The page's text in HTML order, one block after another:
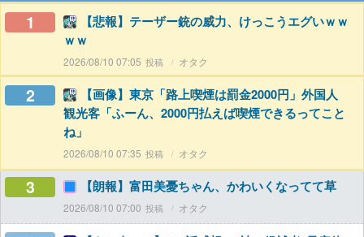
1
【悲報】テーザー銃の威力、けっこうエグいｗｗ
ｗｗ
2026/08/10 07:05 オタク
2
【画像】東京「路上喫煙は罰金2000円」外国人
観光客「ふーん、2000円払えば喫煙できるってこと
ね」
2026/08/10 07:35 オタク
3 【朗報】富田美憂ちゃん、かわいくなってて草
2026/08/10 07:00 オタク